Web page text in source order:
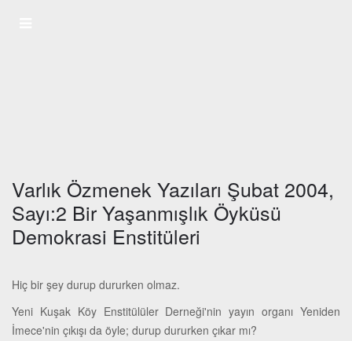
Varlık Özmenek Yazıları Şubat 2004,
Sayı:2 Bir Yaşanmışlık Öyküsü
Demokrasi Enstitüleri
Hiç bir şey durup dururken olmaz.
Yeni Kuşak Köy Enstitülüler Derneği'nin yayın organı Yeniden
İmece'nin çıkışı da öyle; durup dururken çıkar mı?